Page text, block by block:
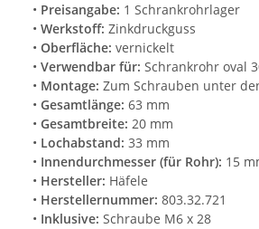
• Preisangabe: 1 Schrankrohrlager
• Werkstoff: Zinkdruckguss
• Oberfläche: vernickelt
• Verwendbar für: Schrankrohr oval
• Montage: Zum Schrauben unter
• Gesamtlänge: 63 mm
• Gesamtbreite: 20 mm
• Lochabstand: 33 mm
• Innendurchmesser (für Rohr): 15
• Hersteller: Häfele
• Herstellernummer: 803.32.721
• Inklusive: Schraube M6 x 28